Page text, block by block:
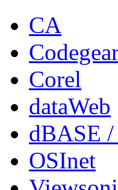
CA
Corel
dataWeb
dBASE
OSInet